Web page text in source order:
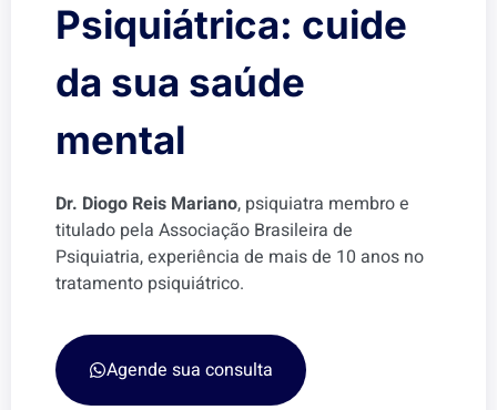
Psiquiátrica: cuide
da sua saúde
mental
Dr. Diogo Reis Mariano, psiquiatra membro e
titulado pela Associação Brasileira de
Psiquiatria, experiência de mais de 10 anos no
tratamento psiquiátrico.
Agende sua consulta